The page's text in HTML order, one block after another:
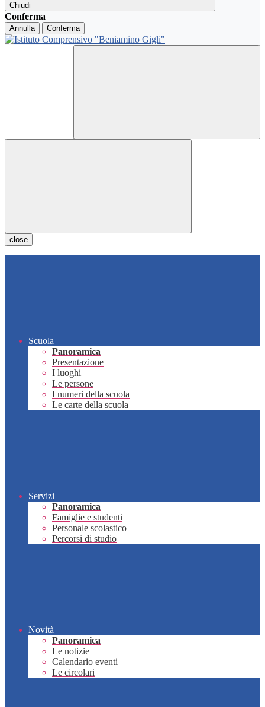
Chiudi
Conferma
Annulla Conferma
close
Scuola
Panoramica
Presentazione
I luoghi
Le persone
I numeri della scuola
Le carte della scuola
Servizi
Panoramica
Famiglie e studenti
Personale scolastico
Percorsi di studio
Novità
Panoramica
Le notizie
Calendario eventi
Le circolari